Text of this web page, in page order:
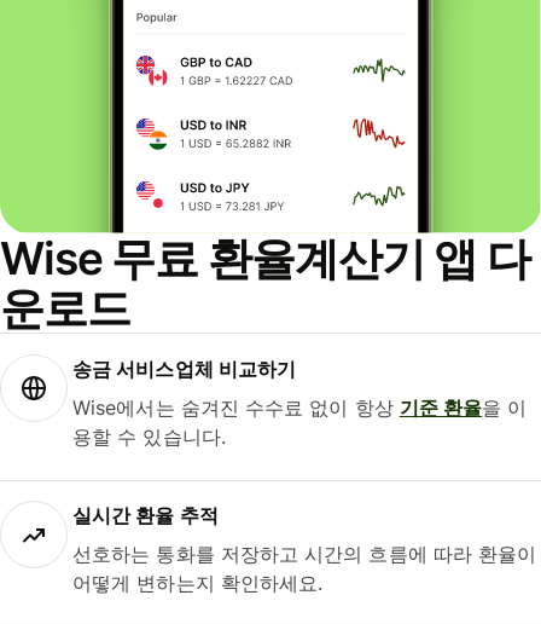
Wise 무료 환율계산기 앱 다
운로드
송금 서비스업체 비교하기
Wise에서는 숨겨진 수수료 없이 항상 기준 환율을 이
용할 수 있습니다.
실시간 환율 추적
선호하는 통화를 저장하고 시간의 흐름에 따라 환율이
어떻게 변하는지 확인하세요.